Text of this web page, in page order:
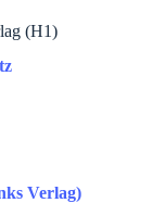
(H1)
Verlag)